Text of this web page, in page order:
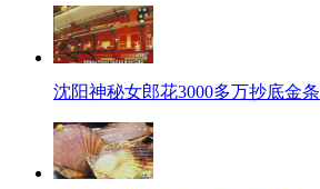
沈阳神秘女郎花3000多万抄底金条